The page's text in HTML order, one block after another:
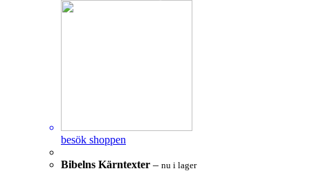
besök shoppen
Bibelns Kärntexter – nu i lager